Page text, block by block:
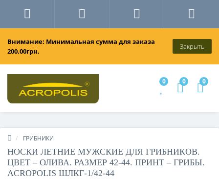
Внимание: Минимальная сумма для заказа
200.00грн.
Закрыть
0 0 0
ГРИБНИКИ
НОСКИ ЛЕТНИЕ МУЖСКИЕ ДЛЯ ГРИБНИКОВ.
ЦВЕТ – ОЛИВА. РАЗМЕР 42-44. ПРИНТ – ГРИБЫ.
ACROPOLIS ШЛКГ-1/42-44